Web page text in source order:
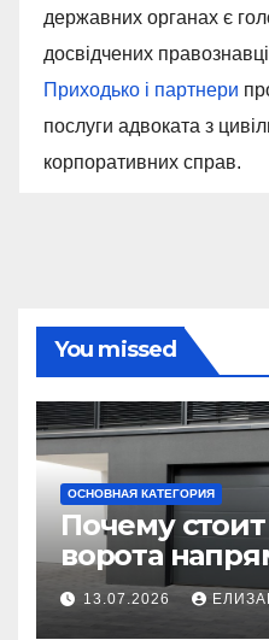
державних органах є
досвідчених
Приходько і партнери
послуги адвоката з
корпоративних справ.
You missed
ОСНОВНАЯ КАТЕГОРИЯ
Почему
ворота
13.07.2026